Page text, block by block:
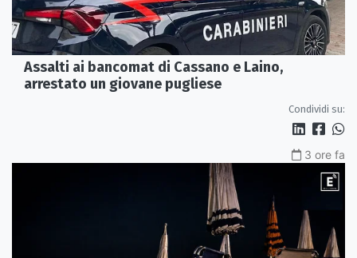
Assalti ai bancomat di Cassano e Laino,
arrestato un giovane pugliese
Condividi su:
3 ore fa